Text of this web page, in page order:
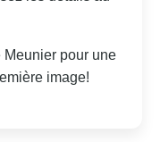
pour une
image!